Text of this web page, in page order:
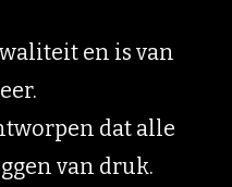
en is van
dat alle
van druk.